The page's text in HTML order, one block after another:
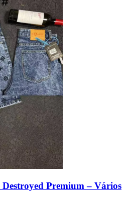
Destroyed Premium – Vários